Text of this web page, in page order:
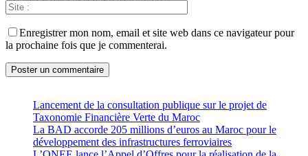
Enregistrer mon nom, email et site web dans ce navigateur pour
la prochaine fois que je commenterai.
Lancement de la consultation publique sur le projet de
Taxonomie Financière Verte du Maroc
La BAD accorde 205 millions d’euros au Maroc pour le
développement des infrastructures ferroviaires